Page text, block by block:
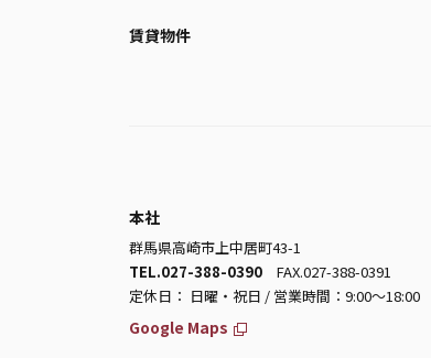
賃貸物件
本社
群馬県高崎市上中居町43-1
TEL.027-388-0390 FAX.027-388-0391
定休日： 日曜・祝日 / 営業時間：9:00～18:00
Google Maps